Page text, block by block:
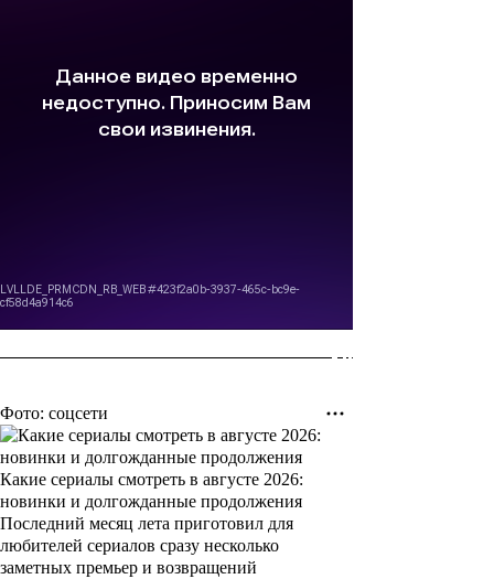
Фото: соцсети
Какие сериалы смотреть в августе 2026:
новинки и долгожданные продолжения
Последний месяц лета приготовил для
любителей сериалов сразу несколько
заметных премьер и возвращений